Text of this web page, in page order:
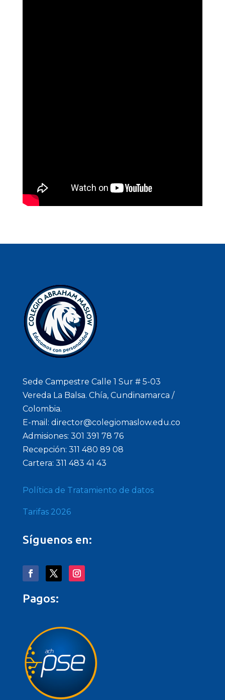
Sede Campestre Calle 1 Sur # 5-03
Vereda La Balsa. Chía, Cundinamarca /
Colombia.
E-mail: director@colegiomaslow.edu.co
Admisiones: 301 391 78 76
Recepción: 311 480 89 08
Cartera: 311 483 41 43
Política de Tratamiento de datos
Tarifas 2026
Síguenos en:
Pagos: